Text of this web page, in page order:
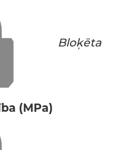
Bloķēta
(MPa)